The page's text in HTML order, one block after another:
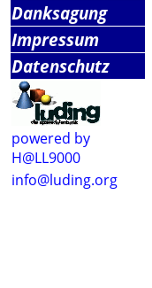
Danksagung
Impressum
Datenschutz
powered by
H@LL9000
info@luding.org